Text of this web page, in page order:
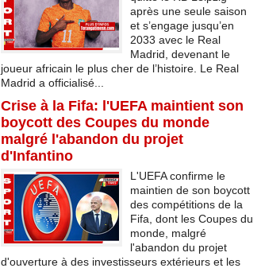
après une seule saison
et s’engage jusqu’en
2033 avec le Real
Madrid, devenant le
joueur africain le plus cher de l’histoire. Le Real
Madrid a officialisé...
Crise à la Fifa: l'UEFA maintient son
boycott des Coupes du monde
malgré l'abandon du projet
d'Infantino
L'UEFA confirme le
maintien de son boycott
des compétitions de la
Fifa, dont les Coupes du
monde, malgré
l'abandon du projet
d'ouverture à des investisseurs extérieurs et les